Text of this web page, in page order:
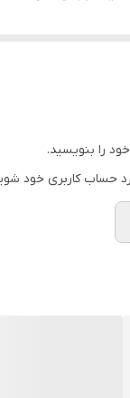
را بنویسید.
حساب کاربری خود